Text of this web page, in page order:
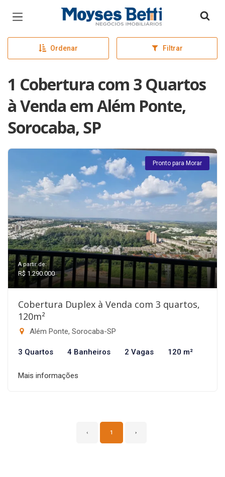
Página inicial
Ordenar Filtrar
1 Cobertura com 3 Quartos
à Venda em Além Ponte,
Sorocaba, SP
Pronto para Morar
A partir de:
R$ 1.290.000
Cobertura Duplex à Venda com 3 quartos,
120m²
Além Ponte, Sorocaba-SP
3 Quartos 4 Banheiros 2 Vagas 120 m²
Mais informações
‹ 1 ›